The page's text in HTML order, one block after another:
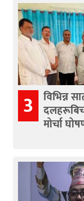
3 विभिन्न
मोर्चा